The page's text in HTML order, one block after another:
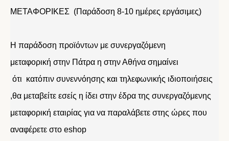
ΜΕΤΑΦΟΡΙΚΕΣ (Παράδοση 8-10 ημέρες εργάσιμες)
Η παράδοση προϊόντων με συνεργαζόμενη
μεταφορική στην Πάτρα η στην Αθήνα σημαίνει
ότι κατόπιν συνεννόησης και τηλεφωνικής ιδιοποιήσεις
,θα μεταβείτε εσείς η ίδει στην έδρα της συνεργαζόμενης
μεταφορική εταιρίας για να παραλάβετε στης ώρες που
αναφέρετε στο eshop